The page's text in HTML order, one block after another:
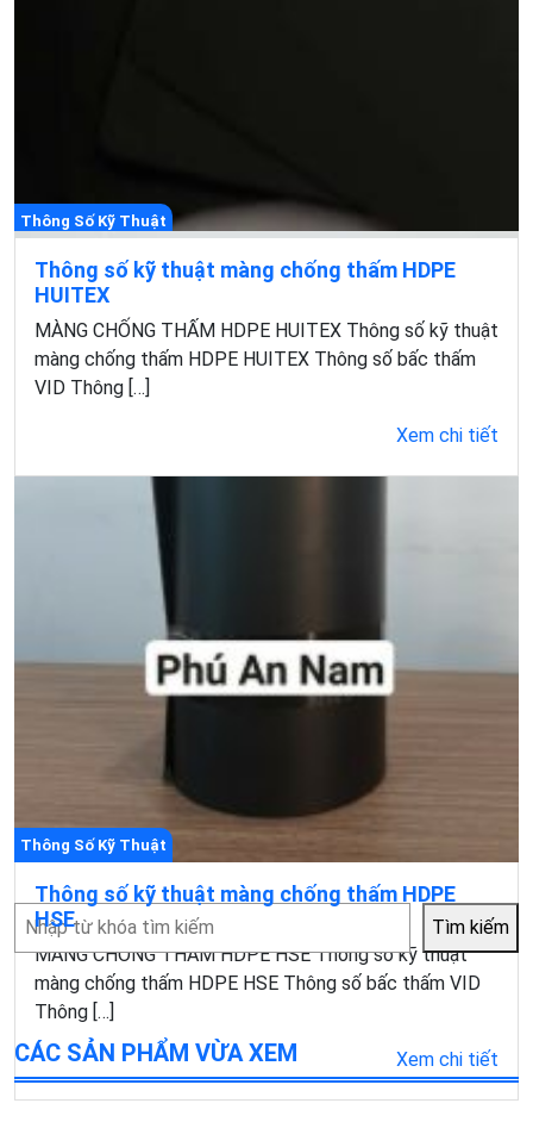
Thông Số Kỹ Thuật
Thông số kỹ thuật màng chống thấm HDPE
HUITEX
MÀNG CHỐNG THẤM HDPE HUITEX Thông số kỹ thuật
màng chống thấm HDPE HUITEX Thông số bấc thấm
VID Thông […]
Xem chi tiết
Thông Số Kỹ Thuật
Thông số kỹ thuật màng chống thấm HDPE
HSE
MÀNG CHỐNG THẤM HDPE HSE Thông số kỹ thuật
màng chống thấm HDPE HSE Thông số bấc thấm VID
Thông […]
Xem chi tiết
Tìm
Tìm kiếm
CÁC SẢN PHẨM VỪA XEM